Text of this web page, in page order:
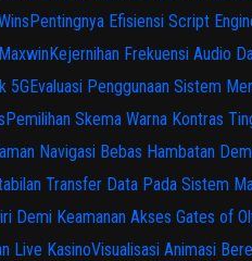
Pentingnya Efisiensi Script
Kejernihan Frekuensi Audio
5GEvaluasi Penggunaan Sistem
Pemilihan Skema Warna Kontras
Navigasi Bebas Hambatan
Transfer Data Pada Sistem
Demi Keamanan Akses Gates of
Live KasinoVisualisasi Animasi